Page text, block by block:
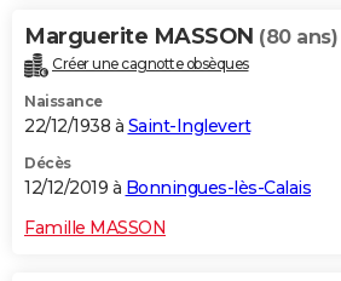
Marguerite MASSON (80 ans)
Créer une cagnotte obsèques
Naissance
22/12/1938 à Saint-Inglevert
Décès
12/12/2019 à Bonningues-lès-Calais
Famille MASSON